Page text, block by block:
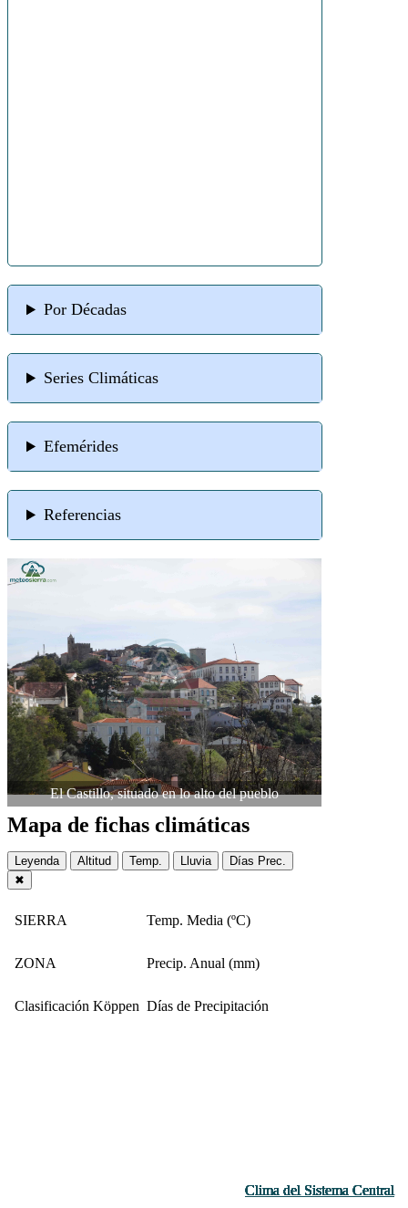
Por Décadas
Series Climáticas
Efemérides
Referencias
El Castillo, situado en lo alto del pueblo
Mapa de fichas climáticas
Leyenda Altitud Temp. Lluvia
Días Prec.
✖
SIERRA Temp. Media (ºC)
ZONA Precip. Anual (mm)
Clasificación Köppen Días de Precipitación
Clima del Sistema Central
Clima del Sistema Central
Clima del Sistema Central
Clima del Sistema Central
Clima del Sistema Central
Clima del Sistema Central
Clima del Sistema Central
Clima del Sistema Central
Clima del Sistema Central
Clima del Sistema Central
Clima del Sistema Central
Clima del Sistema Central